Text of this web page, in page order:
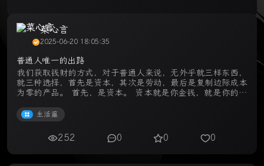
菜心言
2025-06-20 18:05:35
普通人唯一的出路
我们获取钱财的方式，对于普通人来说，无外乎就三样东西，
就三种选择，首先是资本，其次是劳动，最后是复制边际成本
为零的产品。 首先，是资本。 资本就是你金钱，就是你的本
劳动。 劳动就是提供劳 ...
生活篇
252 0 0 0